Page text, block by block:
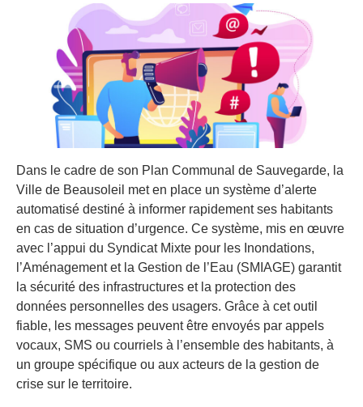
Dans le cadre de son Plan Communal de Sauvegarde, la
Ville de Beausoleil met en place un système d’alerte
automatisé destiné à informer rapidement ses habitants
en cas de situation d’urgence. Ce système, mis en œuvre
avec l’appui du Syndicat Mixte pour les Inondations,
l’Aménagement et la Gestion de l’Eau (SMIAGE) garantit
la sécurité des infrastructures et la protection des
données personnelles des usagers. Grâce à cet outil
fiable, les messages peuvent être envoyés par appels
vocaux, SMS ou courriels à l’ensemble des habitants, à
un groupe spécifique ou aux acteurs de la gestion de
crise sur le territoire.